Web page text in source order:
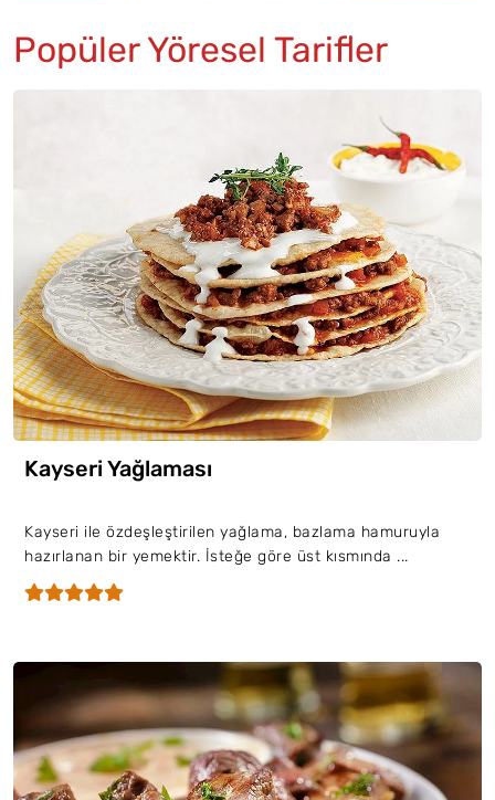
Popüler Yöresel Tarifler
Kayseri Yağlaması
Kayseri ile özdeşleştirilen yağlama, bazlama hamuruyla
hazırlanan bir yemektir. İsteğe göre üst kısmında ...